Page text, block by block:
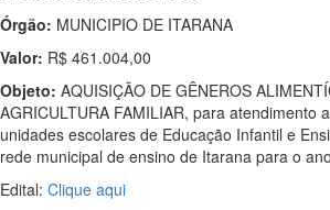
Órgão: MUNICIPIO DE ITARANA
Valor: R$ 461.004,00
Objeto: AQUISIÇÃO DE GÊNEROS
AGRICULTURA FAMILIAR, para atendimento
unidades escolares de Educação Infantil e
rede municipal de ensino de Itarana para o
Edital: Clique aqui